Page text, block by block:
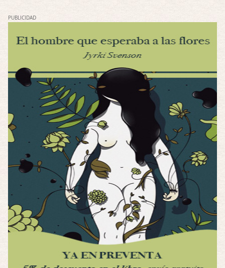
Por: FrancHis
Posesión Infernal: En Llamas
Por: FrancHis
Yo justo fui a verla ayer al cine y la ver …
Por encima de tu cadáver
Por: Luar
Interesante cuando avanza, le falta algo d …
Por encima de tu cadáver
Possession
Por: Luar
Se llama la posesión en castellano, está …
PUBLICIDAD